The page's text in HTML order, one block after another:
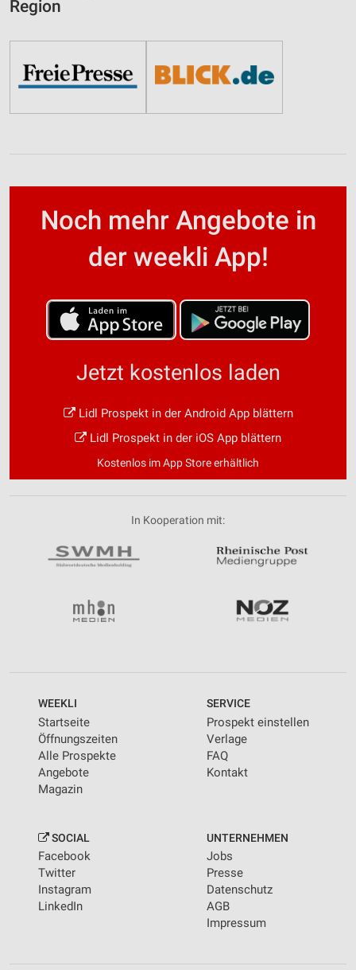
Region
Noch mehr Angebote in
der weekli App!
Jetzt kostenlos laden
Lidl Prospekt in der Android App blättern
Lidl Prospekt in der iOS App blättern
Kostenlos im App Store erhältlich
In Kooperation mit:
WEEKLI
Startseite
Öffnungszeiten
Alle Prospekte
Angebote
Magazin
SERVICE
Prospekt einstellen
Verlage
FAQ
Kontakt
SOCIAL
Facebook
Twitter
Instagram
LinkedIn
UNTERNEHMEN
Jobs
Presse
Datenschutz
AGB
Impressum